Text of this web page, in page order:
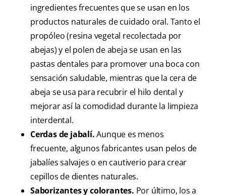
ingredientes frecuentes que se usan en los
productos naturales de cuidado oral. Tanto el
propóleo (resina vegetal recolectada por
abejas) y el polen de abeja se usan en las
pastas dentales para promover una boca con
sensación saludable, mientras que la cera de
abeja se usa para recubrir el hilo dental y
mejorar así la comodidad durante la limpieza
interdental.
Cerdas de jabalí.Aunque es menos
frecuente, algunos fabricantes usan pelos de
jabalíes salvajes o en cautiverio para crear
cepillos de dientes naturales.
Saborizantes y colorantes. Por último, los a